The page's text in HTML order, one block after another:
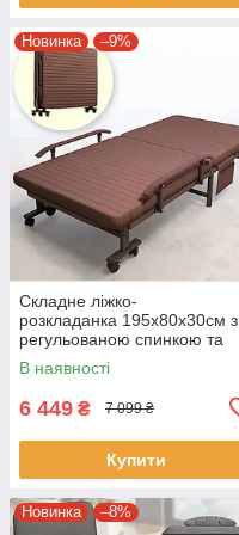
Новинка –9%
Складне ліжко-
розкладанка 195х80х30см з
регульованою спинкою та
колесами NKD-06
В наявності
6 449 ₴ 7 099 ₴
Купити
Новинка –8%